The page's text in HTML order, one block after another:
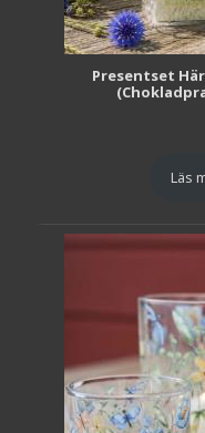
Presentset
Läs